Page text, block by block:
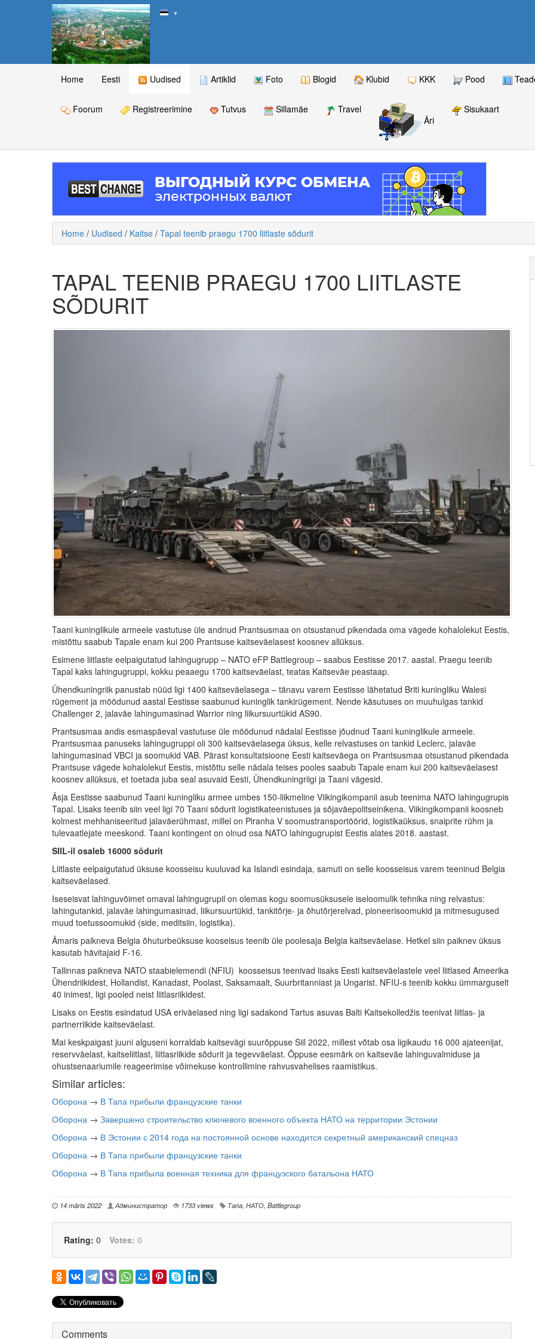
▼
Home Eesti Uudised Artiklid Foto Blogid Klubid KKK Pood
Foorum Registreerimine Tutvus Sillamäe
Travel
Äri
Sisukaart
Home / Uudised / Kaitse / Tapal teenib praegu 1700 liitlaste sõdurit
TAPAL TEENIB PRAEGU 1700 LIITLASTE
SÕDURIT
Taani kuninglikule armeele vastutuse üle andnud Prantsusmaa on otsustanud pikendada oma vägede kohalolekut Eestis,
mistõttu saabub Tapale enam kui 200 Prantsuse kaitseväelasest koosnev allüksus.
Esimene liitlaste eelpaigutatud lahingugrupp – NATO eFP Battlegroup – saabus Eestisse 2017. aastal. Praegu teenib
Tapal kaks lahingugruppi, kokku peaaegu 1700 kaitseväelast, teatas Kaitseväe peastaap.
Ühendkuningriik panustab nüüd ligi 1400 kaitseväelasega – tänavu varem Eestisse lähetatud Briti kuningliku Walesi
rügement ja möödunud aastal Eestisse saabunud kuninglik tankirügement. Nende käsutuses on muuhulgas tankid
Challenger 2, jalaväe lahingumasinad Warrior ning liikursuurtükid AS90.
Prantsusmaa andis esmaspäeval vastutuse üle möödunud nädalal Eestisse jõudnud Taani kuninglikule armeele.
Prantsusmaa panuseks lahingugruppi oli 300 kaitseväelasega üksus, kelle relvastuses on tankid Leclerc, jalaväe
lahingumasinad VBCI ja soomukid VAB. Pärast konsultatsioone Eesti kaitseväega on Prantsusmaa otsustanud pikendada
Prantsuse vägede kohalolekut Eestis, mistõttu selle nädala teises pooles saabub Tapale enam kui 200 kaitseväelasest
koosnev allüksus, et toetada juba seal asuvaid Eesti, Ühendkuningriigi ja Taani vägesid.
Äsja Eestisse saabunud Taani kuningliku armee umbes 150-liikmeline Viikingikompanii asub teenima NATO lahingugrupis
Tapal. Lisaks teenib siin veel ligi 70 Taani sõdurit logistikateenistuses ja sõjaväepolitseinikena. Viikingikompanii koosneb
kolmest mehhaniseeritud jalaväerühmast, millel on Piranha V soomustransportöörid, logistikaüksus, snaiprite rühm ja
tulevaatlejate meeskond. Taani kontingent on olnud osa NATO lahingugrupist Eestis alates 2018. aastast.
SIIL-il osaleb 16000 sõdurit
Liitlaste eelpaigutatud üksuse koosseisu kuuluvad ka Islandi esindaja, samuti on selle koosseisus varem teeninud Belgia
kaitseväelased.
Iseseisvat lahinguvõimet omaval lahingugrupil on olemas kogu soomusüksusele iseloomulik tehnika ning relvastus:
lahingutankid, jalaväe lahingumasinad, liikursuurtükid, tankitõrje- ja õhutõrjerelvad, pioneerisoomukid ja mitmesugused
muud toetussoomukid (side, meditsiin, logistika).
Ämaris paikneva Belgia õhuturbeüksuse kooseisus teenib üle poolesaja Belgia kaitseväelase. Hetkel siin paiknev üksus
kasutab hävitajaid F-16.
Tallinnas paikneva NATO staabielemendi (NFIU) koosseisus teenivad lisaks Eesti kaitseväelastele veel liitlased Ameerika
Ühendriikidest, Hollandist, Kanadast, Poolast, Saksamaalt, Suurbritanniast ja Ungarist. NFIU-s teenib kokku ümmarguselt
40 inimest, ligi pooled neist liitlasriikidest.
Lisaks on Eestis esindatud USA eriväelased ning ligi sadakond Tartus asuvas Balti Kaitsekolledžis teenivat liitlas- ja
partnerriikide kaitseväelast.
Mai keskpaigast juuni alguseni korraldab kaitsevägi suurõppuse Siil 2022, millest võtab osa ligikaudu 16 000 ajateenijat,
reservväelast, kaitseliitlast, liitlasriikide sõdurit ja tegevväelast. Õppuse eesmärk on kaitseväe lahinguvalmiduse ja
ohustsenaariumile reageerimise võimekuse kontrollimine rahvusvahelises raamistikus.
Similar articles:
Оборона → В Тапа прибыли французские танки
Оборона → Завершено строительство ключевого военного объекта НАТО на территории Эстонии
Оборона → В Эстонии с 2014 года на постоянной основе находится секретный американский спецназ
Оборона → В Тапа прибыли французские танки
Оборона → В Тапа прибыла военная техника для французского батальона НАТО
14 märts 2022 Администратор 1733 views Тапа, НАТО, Battlegroup
Rating: 0 Votes: 0
Comments